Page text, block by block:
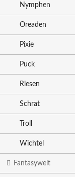
Nymphen
Oreaden
Pixie
Puck
Riesen
Schrat
Troll
Wichtel
Fantasywelt